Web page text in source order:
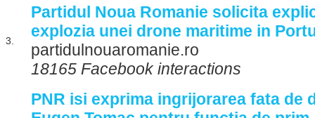
3.
Partidul Noua Romanie solicita
explozia unei drone maritime in
partidulnouaromanie.ro
18165 Facebook interactions
PNR isi exprima ingrijorarea fata de